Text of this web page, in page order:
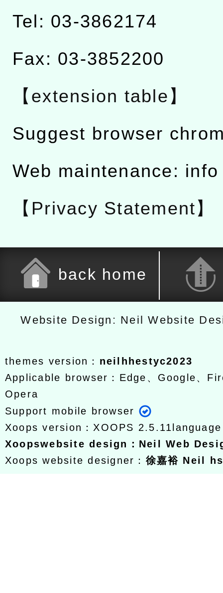
Tel: 03-3862174
Fax: 03-3852200
【extension table】
Suggest browser
Web maintenance:
【Privacy Statement】
back home
Website Design: Neil Website
themes version： neilhhestyc2023
Applicable browser：Edge、Google、
Opera
Support mobile browser
Xoops version： XOOPS 2.5.11
Xoopswebsite design ： Neil Web
Xoops website designer： 徐嘉裕 Neil